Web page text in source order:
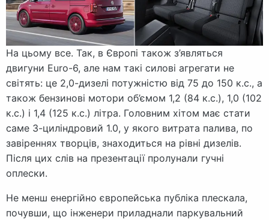
На цьому все. Так, в Європі також з’являться
двигуни Euro-6, але нам такі силові агрегати не
світять: це 2,0-дизелі потужністю від 75 до 150 к.с., а
також бензинові мотори об’ємом 1,2 (84 к.с.), 1,0 (102
к.с.) і 1,4 (125 к.с.) літра. Головним хітом має стати
саме 3-циліндровий 1.0, у якого витрата палива, по
завіреннях творців, знаходиться на рівні дизелів.
Після цих слів на презентації пролунали гучні
оплески.
Не менш енергійно європейська публіка плескала,
почувши, що інженери приладнали паркувальний